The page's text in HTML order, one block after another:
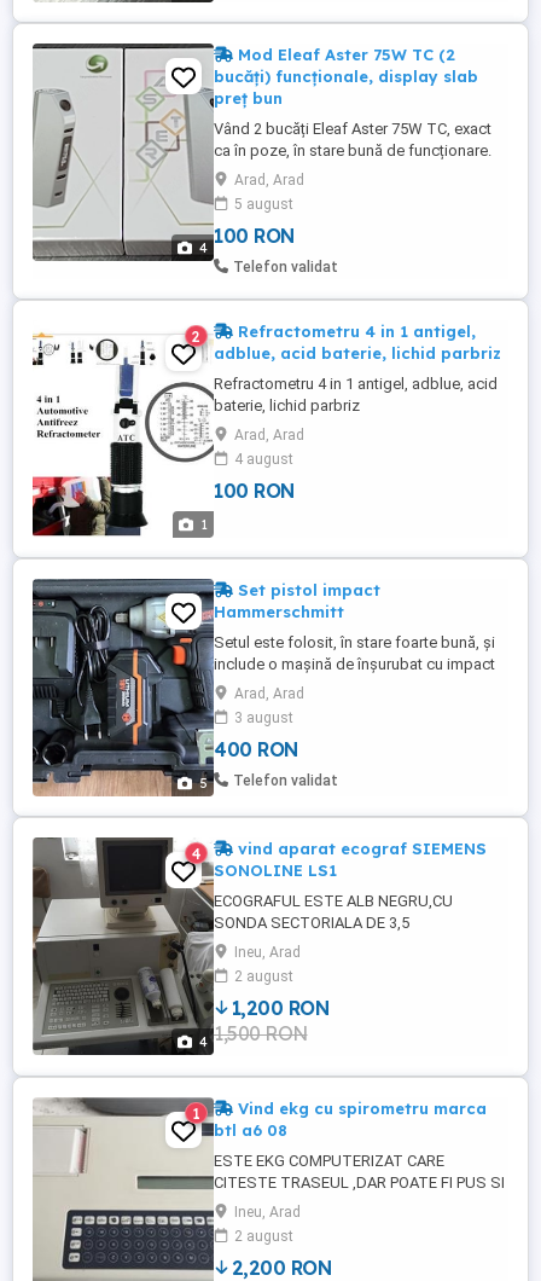
4
Mod Eleaf Aster 75W TC (2
bucăți) funcționale, display slab
preț bun
Vând 2 bucăți Eleaf Aster 75W TC, exact
ca în poze, în stare bună de funcționare.
Ambele funcționează perfect (livrează
corect, fără probleme). Butoane, conector
510 și electronica OK Vin în cutiile
originale. Mențiune importantă: Display-ul
este slab vizibil în lumină normală (se
Arad, Arad
5 august
100 RON
Telefon validat
1
2
Refractometru 4 in 1 antigel,
adblue, acid baterie, lichid parbriz
Refractometru 4 in 1 antigel, adblue, acid
baterie, lichid parbriz
Arad, Arad
4 august
100 RON
5
Set pistol impact
Hammerschmitt
Setul este folosit, în stare foarte bună, și
include o mașină de înșurubat cu impact
Hammerschmitt de 18V, modelul P8-HS-
IW18, un acumulator Li-Ion de 3000 mAh și
un încărcător compatibil. Sunt incluse și 4
tubulare cu dimensiunile 17, 19, 21 și 23
mm. Prețul include cutia de transport. În
Arad, Arad
3 august
400 RON
Telefon validat
4
4
vind aparat ecograf SIEMENS
SONOLINE LS1
ECOGRAFUL ESTE ALB NEGRU,CU
SONDA SECTORIALA DE 3,5
MHZ,PENTRU ABDOMEN ,GINECOLOGIE
CORD MODUL M M,M+B,GINECOLOGIE
,PEDIATRIE Se poate folos s de medicna
veterinara
Ineu, Arad
2 august
1,200 RON
1,500 RON
1
Vind ekg cu spirometru marca
btl a6 08
ESTE EKG COMPUTERIZAT CARE
CITESTE TRASEUL ,DAR POATE FI PUS SI
PE FOLOSIRE MANUALA s la care se poate
atasa la nevoie si spirometrul vid si
program pentru el ,cit si CD pentru citire si
interpretare pt.calculator
Ineu, Arad
2 august
2,200 RON